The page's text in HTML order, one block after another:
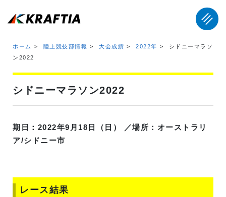
ホーム 陸上競技部情報 大会成績 2022年
シドニーマラソ
ン2022
シドニーマラソン2022
期日：2022年9月18日（日） ／場所：オーストラリ
ア/シドニー市
レース結果